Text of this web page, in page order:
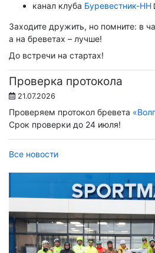
канал клуба Буревестник-НН
Заходите дружить, но помните: в
а на бреветах – лучше!
До встречи на стартах!
Проверка протокола
21.07.2026
Проверяем протокол бревета
Срок проверки до 24 июля!
Все новости